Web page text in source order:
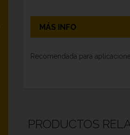
MÁS INFO
Recomendada para
PRODUCTOS